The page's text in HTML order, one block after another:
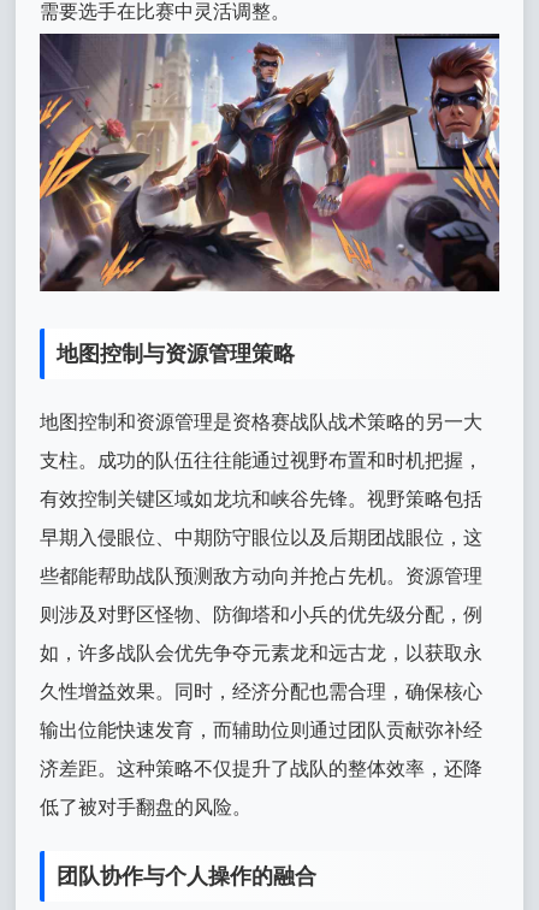
需要选手在比赛中灵活调整。
地图控制与资源管理策略
地图控制和资源管理是资格赛战队战术策略的另一大
支柱。成功的队伍往往能通过视野布置和时机把握，
有效控制关键区域如龙坑和峡谷先锋。视野策略包括
早期入侵眼位、中期防守眼位以及后期团战眼位，这
些都能帮助战队预测敌方动向并抢占先机。资源管理
则涉及对野区怪物、防御塔和小兵的优先级分配，例
如，许多战队会优先争夺元素龙和远古龙，以获取永
久性增益效果。同时，经济分配也需合理，确保核心
输出位能快速发育，而辅助位则通过团队贡献弥补经
济差距。这种策略不仅提升了战队的整体效率，还降
低了被对手翻盘的风险。
团队协作与个人操作的融合